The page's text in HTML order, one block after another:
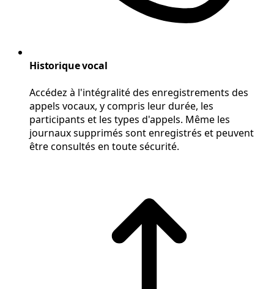
Historique vocal
Accédez à l'intégralité des enregistrements des
appels vocaux, y compris leur durée, les
participants et les types d'appels. Même les
journaux supprimés sont enregistrés et peuvent
être consultés en toute sécurité.